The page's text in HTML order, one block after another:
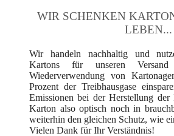
WIR SCHENKEN
LEBEN...
Wir handeln nachhaltig und
Kartons für unseren
Wiederverwendung von
Prozent der Treibhausgase
Emissionen bei der Herstellung der
Karton also optisch noch in
weiterhin den gleichen Schutz, wie
Vielen Dank für Ihr Verständnis!